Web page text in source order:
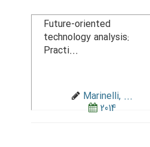
Future-oriented
technology analysis:
Practi...
Marinelli, ...
2014